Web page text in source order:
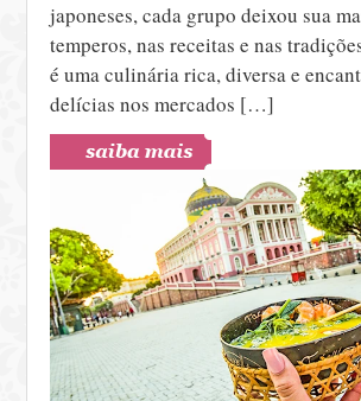
japoneses, cada grupo deixou sua
temperos, nas receitas e nas
é uma culinária rica, diversa e
delícias nos mercados […]